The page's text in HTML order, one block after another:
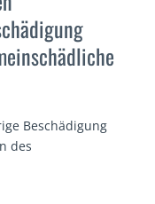
Beschädigung
des